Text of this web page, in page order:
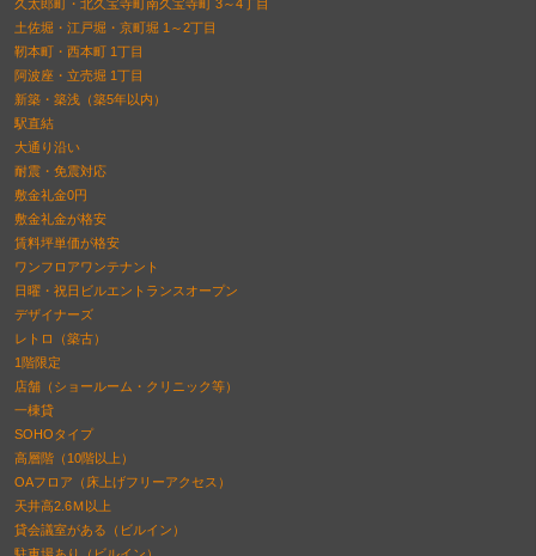
久太郎町・北久宝寺町南久宝寺町 3～4丁目
土佐堀・江戸堀・京町堀 1～2丁目
靭本町・西本町 1丁目
阿波座・立売堀 1丁目
新築・築浅（築5年以内）
駅直結
大通り沿い
耐震・免震対応
敷金礼金0円
敷金礼金が格安
賃料坪単価が格安
ワンフロアワンテナント
日曜・祝日ビルエントランスオープン
デザイナーズ
レトロ（築古）
1階限定
店舗（ショールーム・クリニック等）
一棟貸
SOHOタイプ
高層階（10階以上）
OAフロア（床上げフリーアクセス）
天井高2.6Ｍ以上
貸会議室がある（ビルイン）